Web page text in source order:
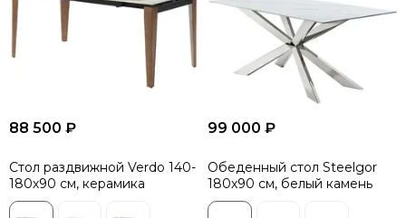
88 500 ₽
Стол раздвижной Verdo 140-
180х90 см, керамика
99 000 ₽
Обеденный стол Steelgor
180х90 см, белый камень